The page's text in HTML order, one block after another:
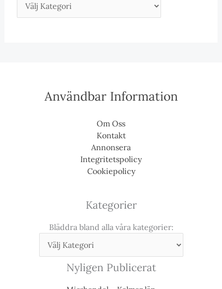
Användbar Information
Om Oss
Kontakt
Annonsera
Integritetspolicy
Cookiepolicy
Kategorier
Bläddra bland alla våra kategorier:
Nyligen Publicerat